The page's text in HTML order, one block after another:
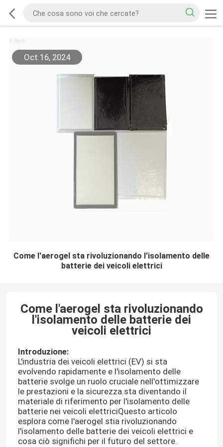
Oct 16, 2024
Come l'aerogel sta rivoluzionando l'isolamento delle
batterie dei veicoli elettrici
Come l'aerogel sta rivoluzionando
l'isolamento delle batterie dei
veicoli elettrici
Introduzione:
L'industria dei veicoli elettrici (EV) si sta
evolvendo rapidamente e l'isolamento delle
batterie svolge un ruolo cruciale nell'ottimizzare
le prestazioni e la sicurezza.sta diventando il
materiale di riferimento per l'isolamento delle
batterie nei veicoli elettriciQuesto articolo
esplora come l'aerogel stia rivoluzionando
l'isolamento delle batterie dei veicoli elettrici e
cosa ciò significhi per il futuro del settore.